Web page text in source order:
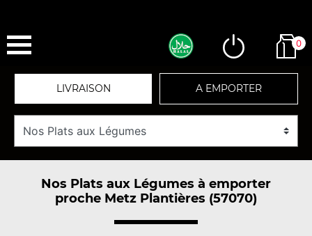
0
LIVRAISON A EMPORTER
Nos Plats aux Légumes à emporter
proche Metz Plantières (57070)